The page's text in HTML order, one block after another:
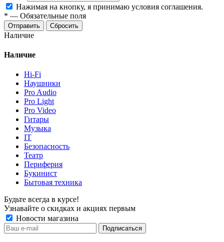
Нажимая на кнопку, я принимаю условия соглашения.
* — Обязательные поля
Отправить Сбросить
Наличие
Наличие
Hi-Fi
Наушники
Pro Audio
Pro Light
Pro Video
Гитары
Музыка
IT
Безопасность
Театр
Периферия
Букинист
Бытовая техника
Будьте всегда в курсе!
Узнавайте о скидках и акциях первым
Новости магазина